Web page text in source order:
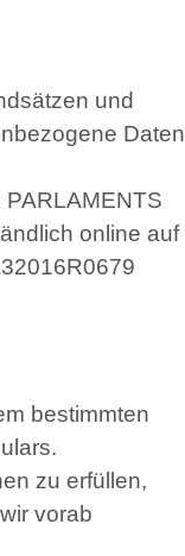
und
Daten
online auf
bestimmten
zu erfüllen,
vorab